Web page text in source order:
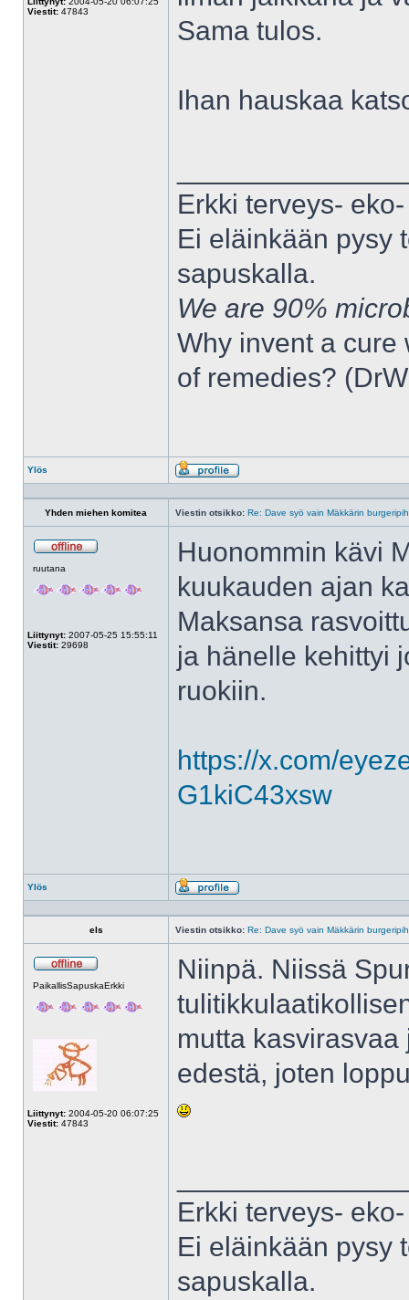
Viestit: 47843
Sama tulos.
Ihan hauskaa
Erkki terveys-
Ei eläinkään pysy
sapuskalla.
We are 90%
Why invent a cure
of remedies?
Ylös
Profiili
Yhden miehen komitea Viestin otsikko: Re: Dave syö vain Mäkkärin
ruutana
Liittynyt: 2007-05-25 15:55:11
Viestit: 29698
Huonommin kävi
kuukauden ajan
Maksansa
ja hänelle kehittyi
ruokiin.
https://x.com/
G1kiC43xsw
Ylös
Profiili
els Viestin otsikko: Re: Dave syö vain Mäkkärin
PaikallisSapuskaErkki
Liittynyt: 2004-05-20 06:07:25
Viestit: 47843
Niinpä. Niissä
mutta
edestä, joten
Erkki terveys-
Ei eläinkään pysy
sapuskalla.